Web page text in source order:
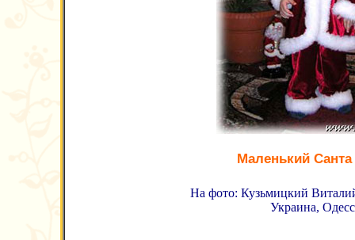
Маленький Санта
На фото: Кузьмицкий
Украина,